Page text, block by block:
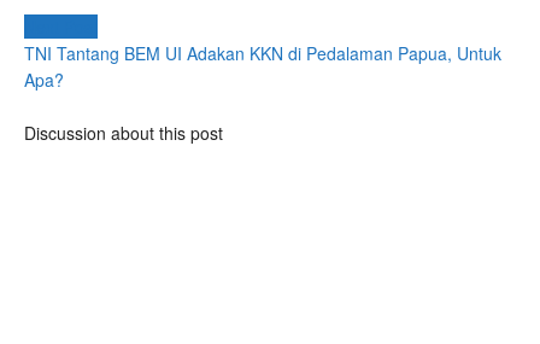
TNI Tantang BEM UI Adakan KKN di Pedalaman Papua, Untuk
Apa?
Discussion about this post